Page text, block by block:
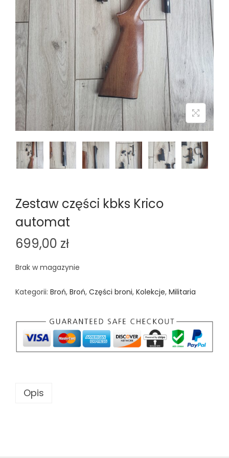
n
Zestaw części kbks Krico
automat
699,00 zł
Brak w magazynie
Kategorii: Broń, Broń, Części broni, Kolekcje, Militaria
Opis